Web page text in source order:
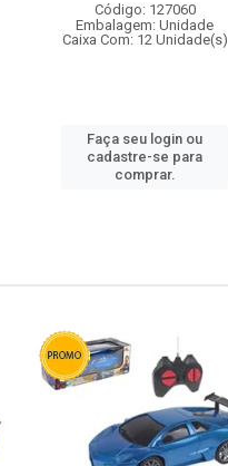
Código: 127060
Embalagem: Unidade
Caixa Com: 12 Unidade(s)
Faça seu login ou
cadastre-se para
comprar.